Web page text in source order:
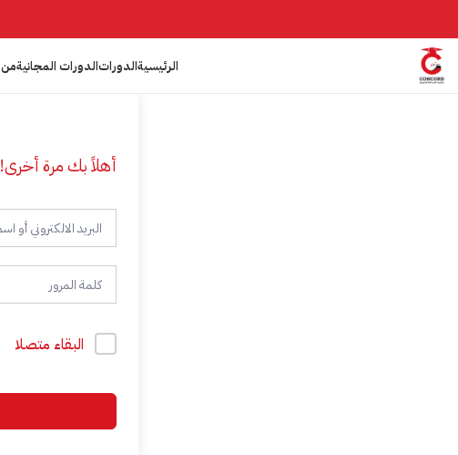
الرئيسيةالدوراتالدورات المجانية
أهلاً بك مرة أخرى!
البقاء متصلا